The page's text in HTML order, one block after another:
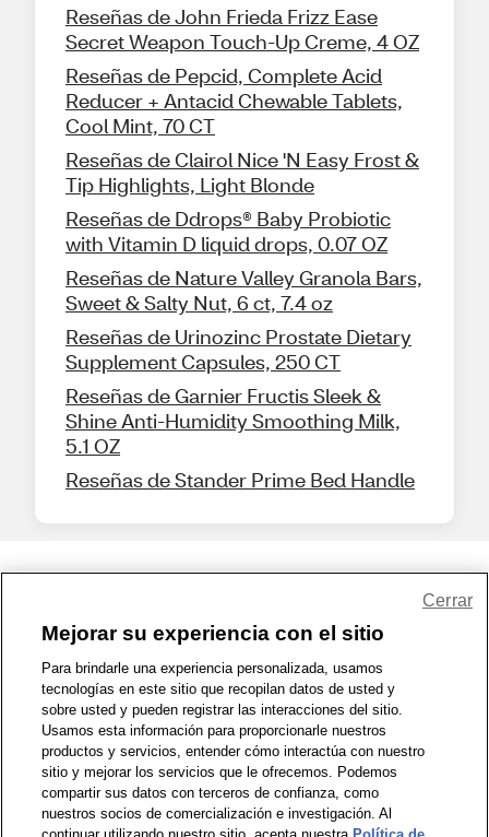
Reseñas de John Frieda Frizz Ease
Secret Weapon Touch-Up Creme, 4 OZ
Reseñas de Pepcid, Complete Acid
Reducer + Antacid Chewable Tablets,
Cool Mint, 70 CT
Reseñas de Clairol Nice 'N Easy Frost &
Tip Highlights, Light Blonde
Reseñas de Ddrops® Baby Probiotic
with Vitamin D liquid drops, 0.07 OZ
Reseñas de Nature Valley Granola Bars,
Sweet & Salty Nut, 6 ct, 7.4 oz
Reseñas de Urinozinc Prostate Dietary
Supplement Capsules, 250 CT
Reseñas de Garnier Fructis Sleek &
Shine Anti-Humidity Smoothing Milk,
5.1 OZ
Reseñas de Stander Prime Bed Handle
1-800-679-9691 | Contáctenos | Términos de Uso | Accesibilidad
Política de Privacidad | WA Privacy Policy | Mapa del sitio
Zona de Bienestar | © 1999 - 2026 CVS.com
Mejorar su experiencia con el sitio
Para brindarle una experiencia personalizada, usamos
tecnologías en este sitio que recopilan datos de usted y
sobre usted y pueden registrar las interacciones del sitio.
Usamos esta información para proporcionarle nuestros
productos y servicios, entender cómo interactúa con nuestro
sitio y mejorar los servicios que le ofrecemos. Podemos
compartir sus datos con terceros de confianza, como
nuestros socios de comercialización e investigación. Al
Cerrar